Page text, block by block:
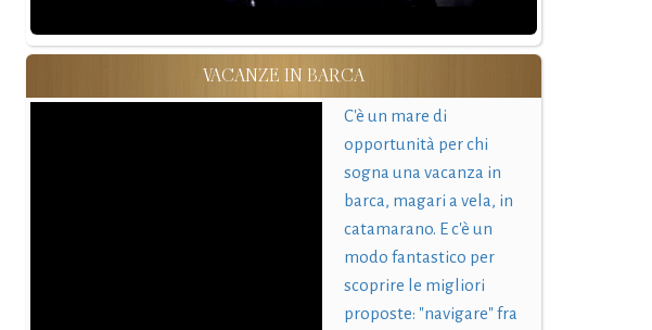
VACANZE IN BARCA
C'è un mare di
opportunità per chi
sogna una vacanza in
barca, magari a vela, in
catamarano. E c'è un
modo fantastico per
scoprire le migliori
proposte: "navigare" fra